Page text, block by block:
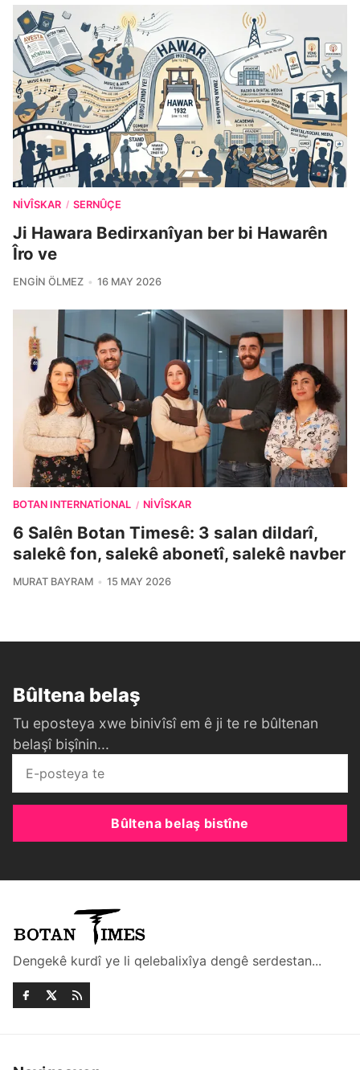
NIVÎSKAR / SERNÛÇE
Ji Hawara Bedirxanîyan ber bi Hawarên
Îro ve
ENGIN ÖLMEZ 16 MAY 2026
BOTAN INTERNATIONAL / NIVÎSKAR
6 Salên Botan Timesê: 3 salan dildarî,
salekê fon, salekê abonetî, salekê navber
MURAT BAYRAM 15 MAY 2026
Bûltena belaş
Tu eposteya xwe binivîsî em ê ji te re bûltenan
belaşî bişînin...
Bûltena belaş bistîne
Dengekê kurdî ye li qelebalixîya dengê serdestan...